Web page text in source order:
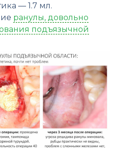
— 1.7 мл.
ранулы, довольно
подъязычной